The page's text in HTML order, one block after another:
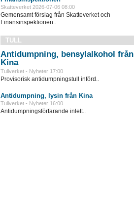
Skatteverket 2026-07-06 08:00
Gemensamt förslag från Skatteverket och
Finansinspektionen..
TULL
Antidumpning, bensylalkohol från
Kina
Tullverket - Nyheter 17:00
Provisorisk antidumpningstull införd..
Antidumpning, lysin från Kina
Tullverket - Nyheter 16:00
Antidumpningsförfarande inlett..